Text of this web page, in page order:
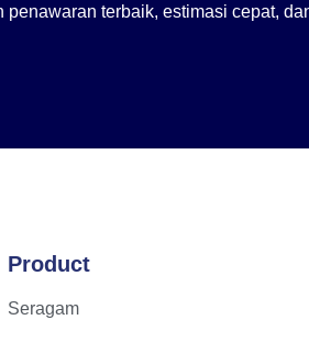
terbaik, estimasi cepat,
Product
Seragam